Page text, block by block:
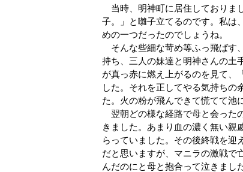
当時、明神町に居住しておりま
子。」と囃子立てるのです。私は
めの一つだったのでしょうね。
そんな些細な苛め等ふっ飛ばす
持ち、三人の妹達と明神さんの土
が真っ赤に燃え上がるのを見て、
した。それを正してやる気持ちの
た。火の粉が飛んできて慌てて池
翌朝どの様な経路で母と会った
きました。あまり血の濃く無い親
らっていました。その後終戦を迎
だと思いますが、マニラの激戦で
んだのにと母と抱合って泣きました